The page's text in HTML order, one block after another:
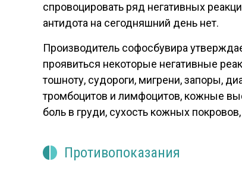
спровоцировать ряд негативных
антидота на сегодняшний день нет.
Производитель софосбувира
проявиться некоторые негативные
тошноту, судороги, мигрени, запоры,
тромбоцитов и лимфоцитов, кожные
боль в груди, сухость кожных
Противопоказания